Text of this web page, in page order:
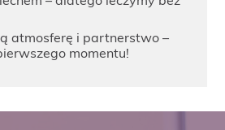
atmosferę i partnerstwo –
momentu!